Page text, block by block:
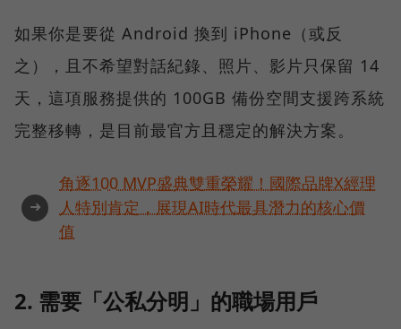
如果你是要從 Android 換到 iPhone（或反
之），且不希望對話紀錄、照片、影片只保留 14
天，這項服務提供的 100GB 備份空間支援跨系統
完整移轉，是目前最官方且穩定的解決方案。
➜
角逐100 MVP盛典雙重榮耀！國際品牌X經理
人特別肯定，展現AI時代最具潛力的核心價
值
2. 需要「公私分明」的職場用戶